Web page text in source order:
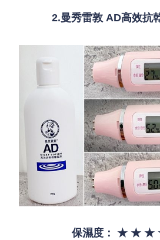
2.曼秀雷敦 AD高效抗
保濕度： ★ ★